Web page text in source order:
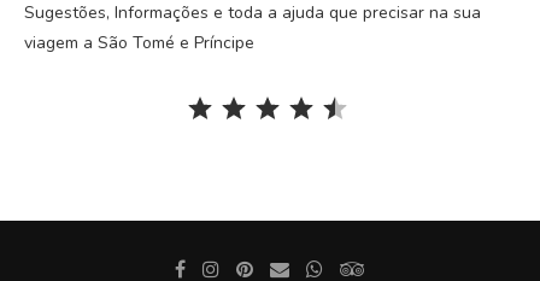
Sugestões, Informações e toda a ajuda que precisar na sua
viagem a São Tomé e Príncipe